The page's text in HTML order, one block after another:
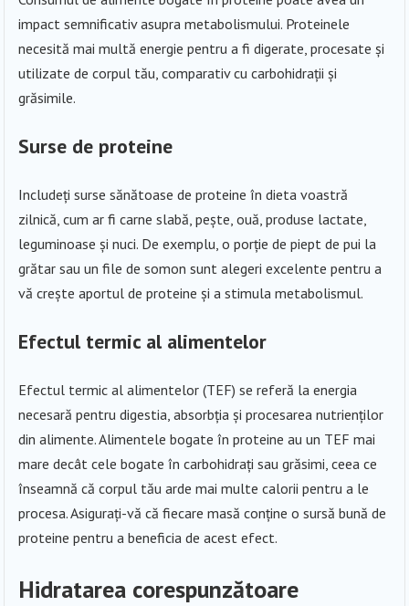
impact semnificativ asupra metabolismului. Proteinele
necesită mai multă energie pentru a fi digerate, procesate și
utilizate de corpul tău, comparativ cu carbohidrații și
grăsimile.
Surse de proteine
Includeți surse sănătoase de proteine în dieta voastră
zilnică, cum ar fi carne slabă, pește, ouă, produse lactate,
leguminoase și nuci. De exemplu, o porție de piept de pui la
grătar sau un file de somon sunt alegeri excelente pentru a
vă crește aportul de proteine și a stimula metabolismul.
Efectul termic al alimentelor
Efectul termic al alimentelor (TEF) se referă la energia
necesară pentru digestia, absorbția și procesarea nutrienților
din alimente. Alimentele bogate în proteine au un TEF mai
mare decât cele bogate în carbohidrați sau grăsimi, ceea ce
înseamnă că corpul tău arde mai multe calorii pentru a le
procesa. Asigurați-vă că fiecare masă conține o sursă bună de
proteine pentru a beneficia de acest efect.
Hidratarea corespunzătoare